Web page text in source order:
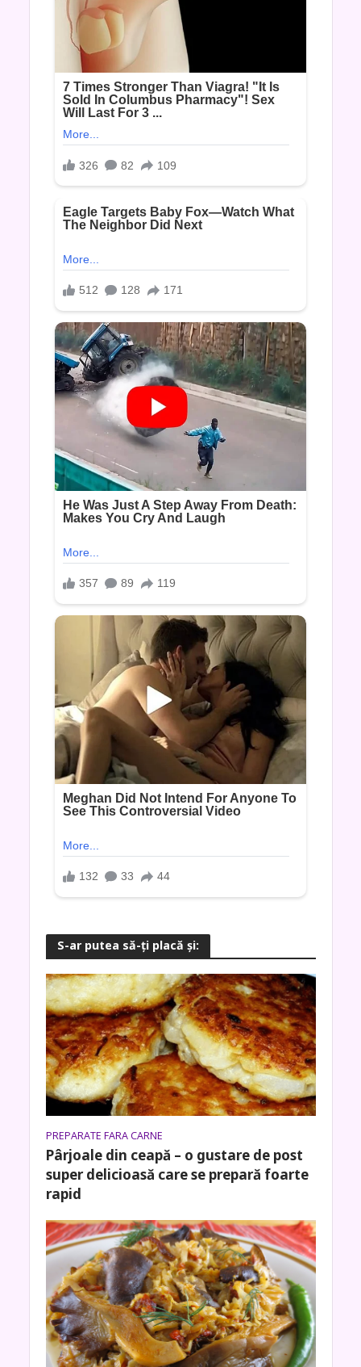
S-ar putea să-ţi placă şi:
PREPARATE FARA CARNE
Pârjoale din ceapă – o gustare de post
super delicioasă care se prepară foarte
rapid